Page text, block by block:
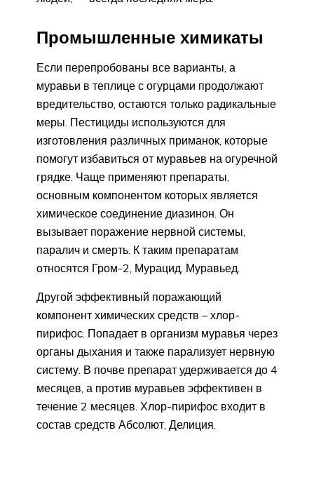
Промышленные химикаты
Если перепробованы все варианты, а
муравьи в теплице с огурцами продолжают
вредительство, остаются только радикальные
меры. Пестициды используются для
изготовления различных приманок, которые
помогут избавиться от муравьев на огуречной
грядке. Чаще применяют препараты,
основным компонентом которых является
химическое соединение диазинон. Он
вызывает поражение нервной системы,
паралич и смерть. К таким препаратам
относятся Гром-2, Мурацид, Муравьед.
Другой эффективный поражающий
компонент химических средств – хлор-
пирифос. Попадает в организм муравья через
органы дыхания и также парализует нервную
систему. В почве препарат удерживается до 4
месяцев, а против муравьев эффективен в
течение 2 месяцев. Хлор-пирифос входит в
состав средств Абсолют, Делиция.